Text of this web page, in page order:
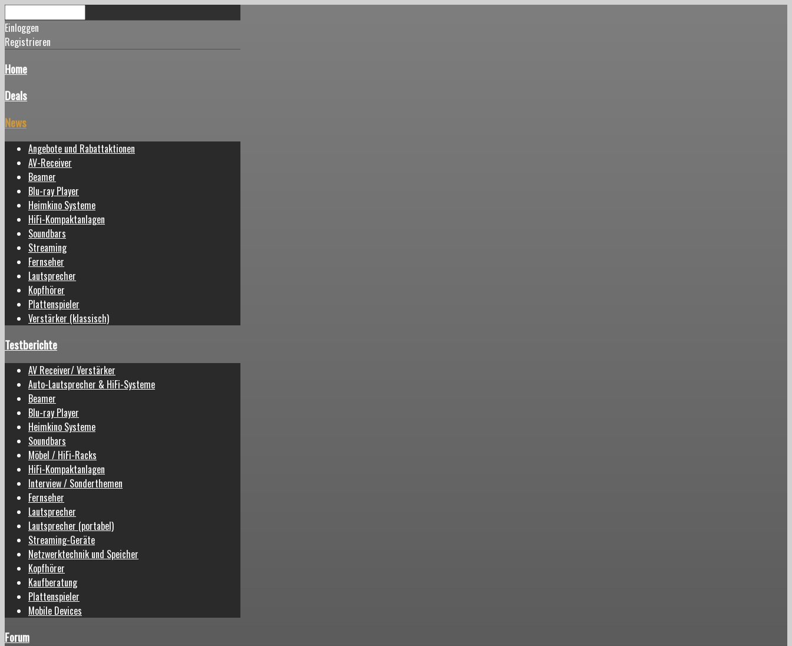
Einloggen
Registrieren
Home
Deals
News
Angebote und Rabattaktionen
AV-Receiver
Beamer
Blu-ray Player
Heimkino Systeme
HiFi-Kompaktanlagen
Soundbars
Streaming
Fernseher
Lautsprecher
Kopfhörer
Plattenspieler
Verstärker (klassisch)
Testberichte
AV Receiver/ Verstärker
Auto-Lautsprecher & HiFi-Systeme
Beamer
Blu-ray Player
Heimkino Systeme
Soundbars
Möbel / HiFi-Racks
HiFi-Kompaktanlagen
Interview / Sonderthemen
Fernseher
Lautsprecher
Lautsprecher (portabel)
Streaming-Geräte
Netzwerktechnik und Speicher
Kopfhörer
Kaufberatung
Plattenspieler
Mobile Devices
Forum